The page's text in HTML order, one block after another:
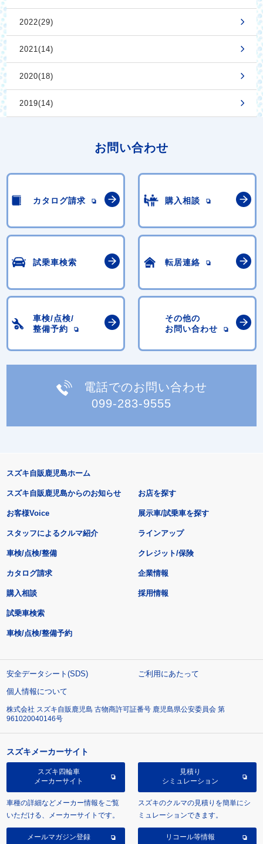
2022(29)
2021(14)
2020(18)
2019(14)
お問い合わせ
カタログ請求 購入相談
試乗車検索 転居連絡
車検/点検/
整備予約
その他の
お問い合わせ
電話でのお問い合わせ
099-283-9555
スズキ自販鹿児島ホーム
スズキ自販鹿児島からのお知らせ
お客様Voice
スタッフによるクルマ紹介
お店を探す
展示車/試乗車を探す
ラインアップ
車検/点検/整備 クレジット/保険
カタログ請求
購入相談
試乗車検索
車検/点検/整備予約
企業情報
採用情報
安全データシート(SDS)
ご利用にあたって
個人情報について
株式会社 スズキ自販鹿児島 古物商許可証番号 鹿児島県公安委員会 第
961020040146号
スズキメーカーサイト
スズキ四輪車
メーカーサイト
車種の詳細などメーカー情報をご覧
いただける、メーカーサイトです。
見積り
シミュレーション
スズキのクルマの見積りを簡単にシ
ミュレーションできます。
メールマガジン登録 リコール等情報